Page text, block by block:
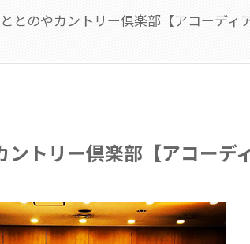
とのやカントリー倶楽部【アコーディ
ントリー倶楽部【アコーデ